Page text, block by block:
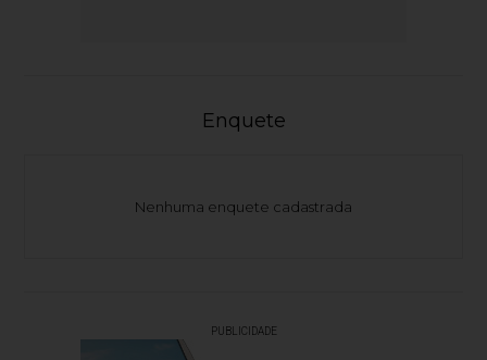
Enquete
Nenhuma enquete cadastrada
PUBLICIDADE